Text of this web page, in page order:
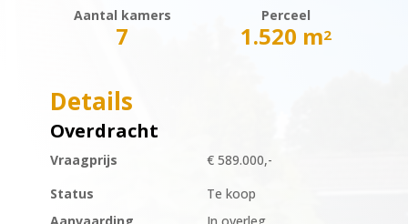
Aantal kamers
7
Perceel
1.520 m2
Details
Overdracht
Vraagprijs
€ 589.000,-
Status
Te koop
Aanvaarding
In overleg